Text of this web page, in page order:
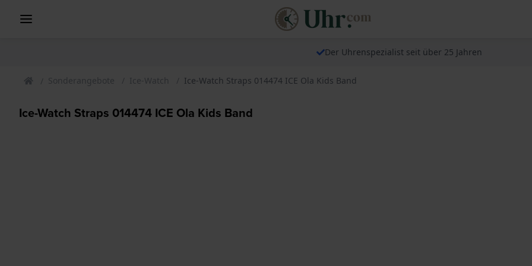
Der Uhrenspezialist seit über 25 Jahren
Sonderangebote Ice-Watch Ice-Watch Straps 014474 ICE Ola Kids Band
Ice-Watch Straps 014474 ICE Ola Kids Band